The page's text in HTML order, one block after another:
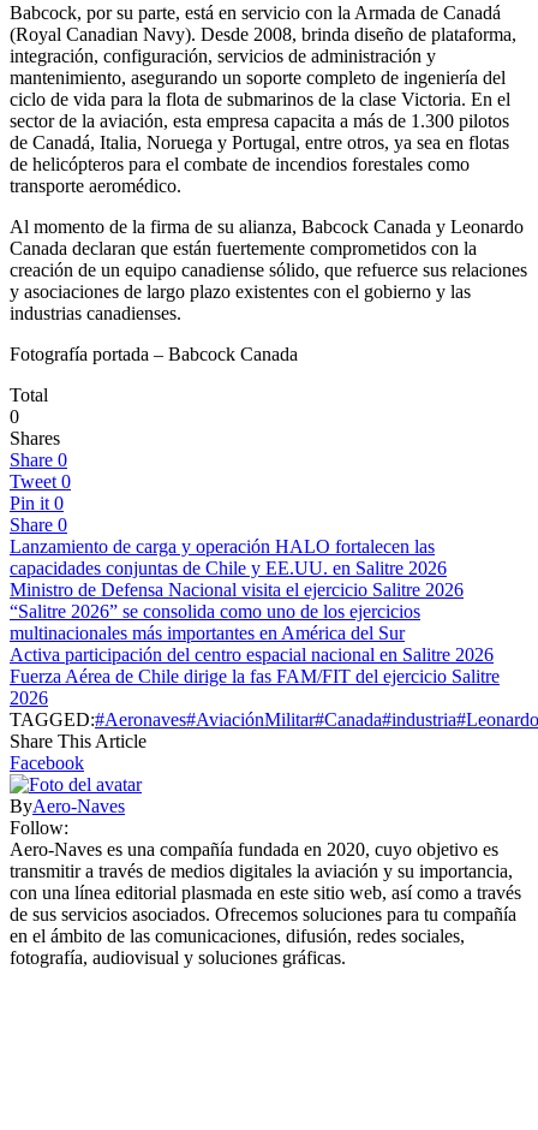
Babcock, por su parte, está en servicio con la Armada de Canadá
(Royal Canadian Navy). Desde 2008, brinda diseño de plataforma,
integración, configuración, servicios de administración y
mantenimiento, asegurando un soporte completo de ingeniería del
ciclo de vida para la flota de submarinos de la clase Victoria. En el
sector de la aviación, esta empresa capacita a más de 1.300 pilotos
de Canadá, Italia, Noruega y Portugal, entre otros, ya sea en flotas
de helicópteros para el combate de incendios forestales como
transporte aeromédico.
Al momento de la firma de su alianza, Babcock Canada y Leonardo
Canada declaran que están fuertemente comprometidos con la
creación de un equipo canadiense sólido, que refuerce sus relaciones
y asociaciones de largo plazo existentes con el gobierno y las
industrias canadienses.
Fotografía portada – Babcock Canada
Total
0
Shares
Share 0
Tweet 0
Pin it 0
Share 0
Lanzamiento de carga y operación HALO fortalecen las
capacidades conjuntas de Chile y EE.UU. en Salitre 2026
Ministro de Defensa Nacional visita el ejercicio Salitre 2026
“Salitre 2026” se consolida como uno de los ejercicios
multinacionales más importantes en América del Sur
Activa participación del centro espacial nacional en Salitre 2026
Fuerza Aérea de Chile dirige la fas FAM/FIT del ejercicio Salitre
2026
TAGGED:#Aeronaves#AviaciónMilitar#Canada#industria#Leonardo
Share This Article
Facebook
ByAero-Naves
Follow:
Aero-Naves es una compañía fundada en 2020, cuyo objetivo es
transmitir a través de medios digitales la aviación y su importancia,
con una línea editorial plasmada en este sitio web, así como a través
de sus servicios asociados. Ofrecemos soluciones para tu compañía
en el ámbito de las comunicaciones, difusión, redes sociales,
fotografía, audiovisual y soluciones gráficas.